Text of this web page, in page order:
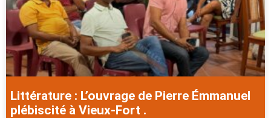
Littérature : L’ouvrage de Pierre Émmanuel
plébiscité à Vieux-Fort .